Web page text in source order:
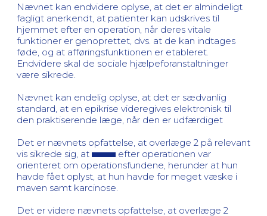
Nævnet kan endvidere oplyse, at det er almindeligt
fagligt anerkendt, at patienter kan udskrives til
hjemmet efter en operation, når deres vitale
funktioner er genoprettet, dvs. at de kan indtages
føde, og at afføringsfunktionen er etableret.
Endvidere skal de sociale hjælpeforanstaltninger
være sikrede.
Nævnet kan endelig oplyse, at det er sædvanlig
standard, at en epikrise videregives elektronisk til
den praktiserende læge, når den er udfærdiget
Det er nævnets opfattelse, at overlæge 2 på relevant
vis sikrede sig, at
efter operationen var
orienteret om operationsfundene, herunder at hun
havde fået oplyst, at hun havde for meget væske i
maven samt karcinose.
Det er videre nævnets opfattelse, at overlæge 2